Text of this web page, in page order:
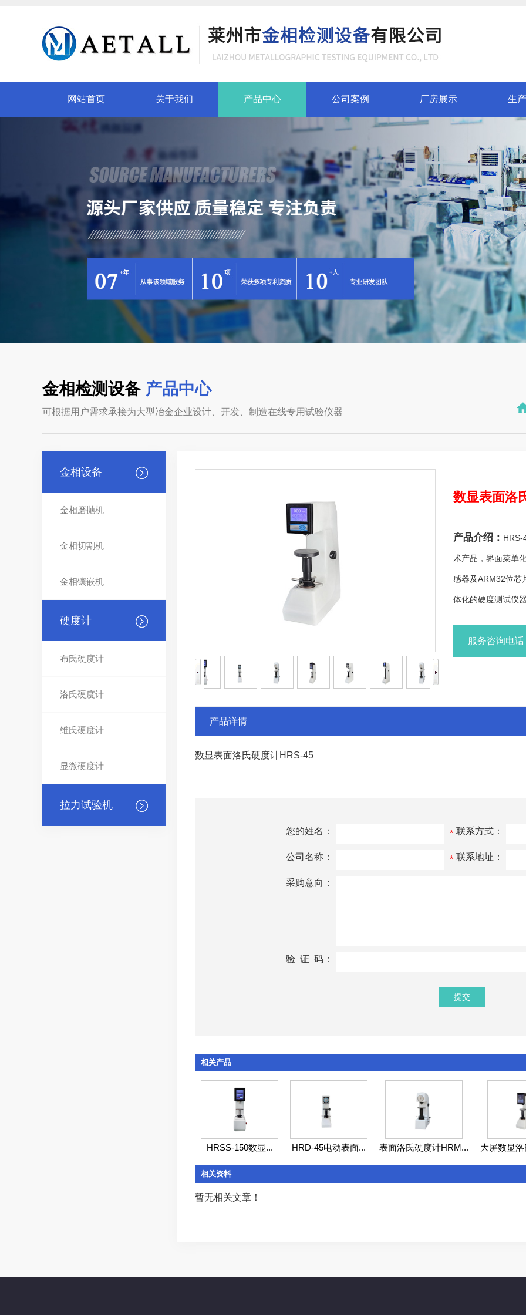
网站首页 关于我们 产品中心 公司案例 厂房展示 生
金相检测设备 产品中心
可根据用户需求承接为大型冶金企业设计、开发、制造在线专用试验仪器
金相设备
金相磨抛机
金相切割机
金相镶嵌机
硬度计
布氏硬度计
洛氏硬度计
维氏硬度计
显微硬度计
拉力试验机
数显表面洛
产品介绍： HRS-
术产品，界面菜单
感器及ARM32位芯
体化的硬度测试仪
服务咨询电
产品详情
数显表面洛氏硬度计HRS-45
您的姓名： * 联系方式：
公司名称： * 联系地址：
采购意向：
验 证 码：
相关产品
HRSS-150数显... HRD-45电动表面... 表面洛氏硬度计HRM... 大屏数显
相关资料
暂无相关文章！